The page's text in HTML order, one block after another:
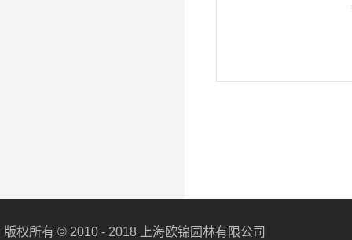
版权所有 © 2010 - 2018 上海欧锦园林有限公司